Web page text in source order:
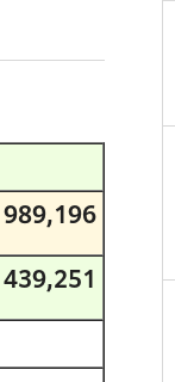
989,196
439,251